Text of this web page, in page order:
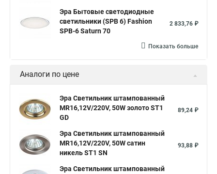
Эра Бытовые светодиодные
светильники (SPB 6) Fashion
SPB-6 Saturn 70
2 833,76 ₽
Показать больше
Аналоги по цене
Эра Светильник штампованный
MR16,12V/220V, 50W золото ST1
GD
89,24 ₽
Эра Светильник штампованный
MR16,12V/220V, 50W сатин
никель ST1 SN
93,88 ₽
Эра Светильник штампованный